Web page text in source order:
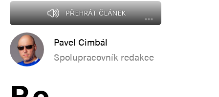
PŘEHRÁT ČLÁNEK
Pavel Cimbál
Spolupracovník redakce